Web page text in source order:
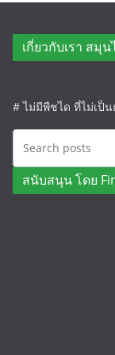
เกี่ยวกับเรา สมุ
# ไม่มีพืชได ที่ไม่เป็
สนับสนุน โดย